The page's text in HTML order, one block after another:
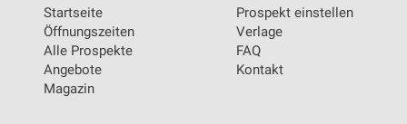
Startseite
Öffnungszeiten
Alle Prospekte
Angebote
Magazin
Prospekt einstellen
Verlage
FAQ
Kontakt